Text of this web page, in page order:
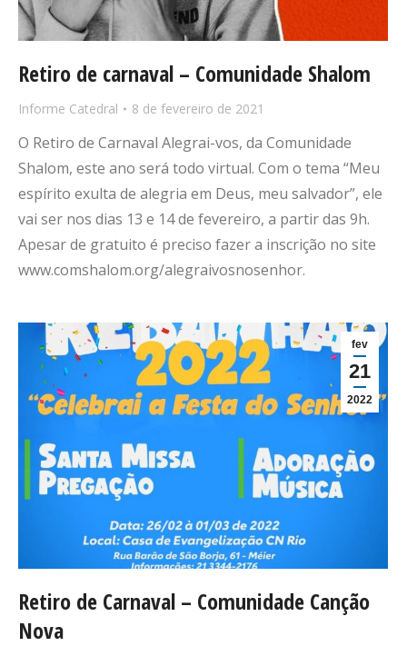
Retiro de carnaval – Comunidade Shalom
Informe Catedral 8 de fevereiro de 2021
O Retiro de Carnaval Alegrai-vos, da Comunidade
Shalom, este ano será todo virtual. Com o tema “Meu
espírito exulta de alegria em Deus, meu salvador”, ele
vai ser nos dias 13 e 14 de fevereiro, a partir das 9h.
Apesar de gratuito é preciso fazer a inscrição no site
www.comshalom.org/alegraivosnosenhor.
fev
21
2022
Retiro de Carnaval – Comunidade Canção
Nova